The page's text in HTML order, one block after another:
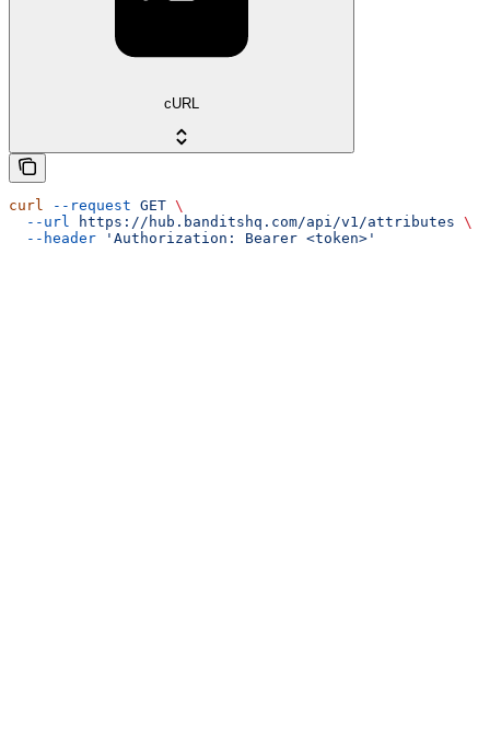
cURL
curl --request GET \
  --url
https://hub.banditshq.com/api/v1/attributes \
  --header
'Authorization: Bearer <token>'